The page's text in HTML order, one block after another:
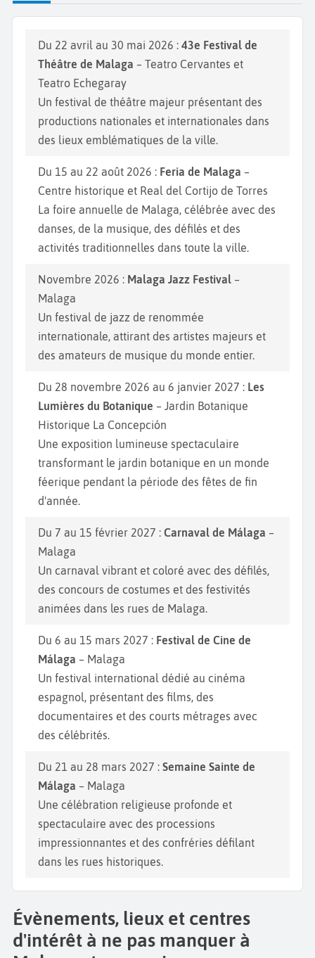
Du 22 avril au 30 mai 2026 : 43e Festival de
Théâtre de Malaga – Teatro Cervantes et
Teatro Echegaray
Un festival de théâtre majeur présentant des
productions nationales et internationales dans
des lieux emblématiques de la ville.
Du 15 au 22 août 2026 : Feria de Malaga –
Centre historique et Real del Cortijo de Torres
La foire annuelle de Malaga, célébrée avec des
danses, de la musique, des défilés et des
activités traditionnelles dans toute la ville.
Novembre 2026 : Malaga Jazz Festival –
Malaga
Un festival de jazz de renommée
internationale, attirant des artistes majeurs et
des amateurs de musique du monde entier.
Du 28 novembre 2026 au 6 janvier 2027 : Les
Lumières du Botanique – Jardin Botanique
Historique La Concepción
Une exposition lumineuse spectaculaire
transformant le jardin botanique en un monde
féerique pendant la période des fêtes de fin
d'année.
Du 7 au 15 février 2027 : Carnaval de Málaga –
Malaga
Un carnaval vibrant et coloré avec des défilés,
des concours de costumes et des festivités
animées dans les rues de Malaga.
Du 6 au 15 mars 2027 : Festival de Cine de
Málaga – Malaga
Un festival international dédié au cinéma
espagnol, présentant des films, des
documentaires et des courts métrages avec
des célébrités.
Du 21 au 28 mars 2027 : Semaine Sainte de
Málaga – Malaga
Une célébration religieuse profonde et
spectaculaire avec des processions
impressionnantes et des confréries défilant
dans les rues historiques.
Évènements, lieux et centres
d'intérêt à ne pas manquer à